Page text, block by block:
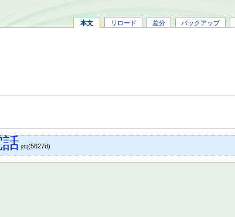
本文 リロード 差分 バックアップ
[81](5627d)